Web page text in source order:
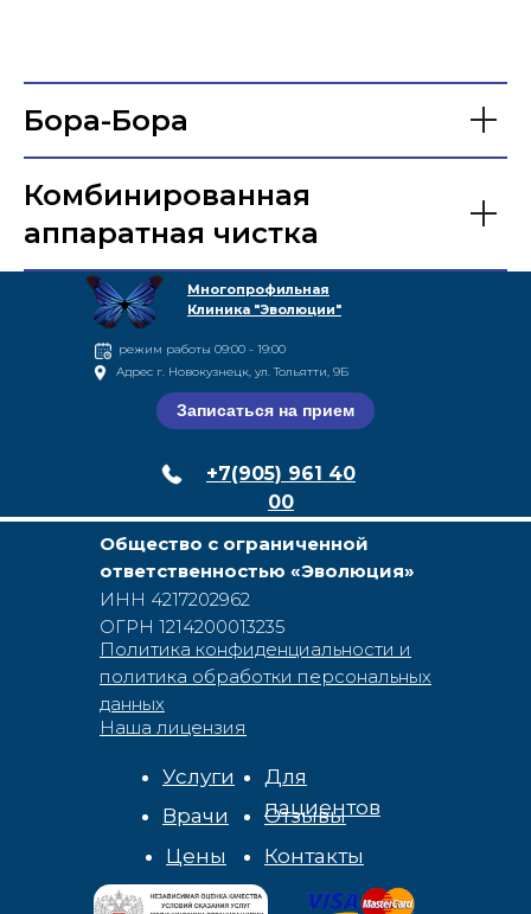
Бора-Бора
Комбинированная
аппаратная чистка
+7(905) 961 40
00
Адрес г. Новокузнецк, ул. Тольятти, 9Б
режим работы 09:00 - 19:00
Многопрофильная
Клиника "Эволюции"
Записаться на прием
Услуги
Врачи
Цены
Для
пациентов
Отзывы
Контакты
Общество с ограниченной
ответственностью «Эволюция»
ИНН 4217202962
ОГРН 12142​00013​235
Политика конфиденциальности и
политика обработки персональных
данных
Наша лицензия